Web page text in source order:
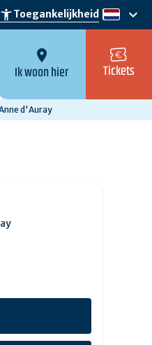
accessibility_newToegankelijkheid nl
keyboard_arrow_down
location_on
Ik woon hier Tickets
d'Auray